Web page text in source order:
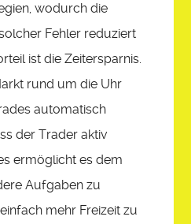
wodurch die
Fehler reduziert
ist die Zeitersparnis.
rund um die Uhr
automatisch
der Trader aktiv
ermöglicht es dem
Aufgaben zu
mehr Freizeit zu